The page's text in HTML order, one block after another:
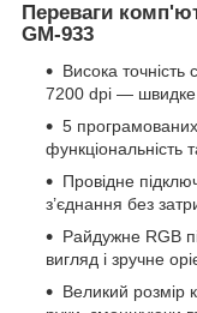
Переваги
GM-933
Висока точність
7200 dpi — швидке
5
функціональність
Провідне
з’єднання без
Райдужне RGB
вигляд і зручне
Великий розмір